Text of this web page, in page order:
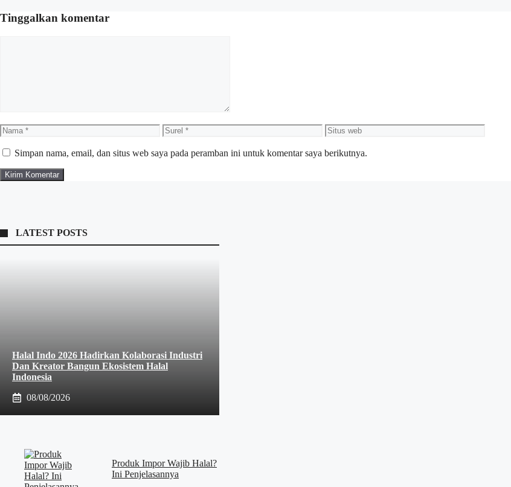
Tinggalkan komentar
Nama Surel
Situs
web
Simpan nama, email, dan situs web saya pada peramban ini untuk komentar saya berikutnya.
LATEST POSTS
Halal Indo 2026 Hadirkan Kolaborasi Industri
Dan Kreator Bangun Ekosistem Halal
Indonesia
08/08/2026
Produk Impor Wajib Halal?
Ini Penjelasannya